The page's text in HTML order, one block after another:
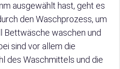
ausgewählt hast, geht es
den Waschprozess, um
Bettwäsche waschen und
sind vor allem die
des Waschmittels und die